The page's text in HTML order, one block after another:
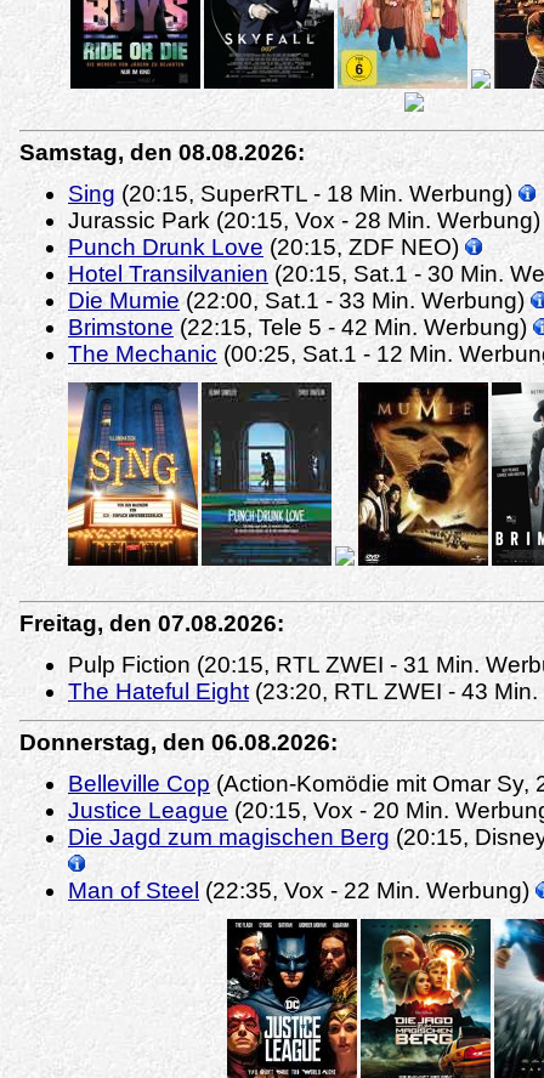
Samstag, den 08.08.2026:
Sing (20:15, SuperRTL - 18 Min. Werbung)
Jurassic Park (20:15, Vox - 28 Min. Werbung)
Punch Drunk Love (20:15, ZDF NEO)
Hotel Transilvanien (20:15, Sat.1 - 30 Min.
Die Mumie(22:00, Sat.1 - 33 Min. Werbung)
Brimstone (22:15, Tele 5 - 42 Min. Werbung)
The Mechanic (00:25, Sat.1 - 12 Min.
Freitag, den 07.08.2026:
Pulp Fiction (20:15, RTL ZWEI - 31 Min.
The Hateful Eight (23:20, RTL ZWEI - 43
Donnerstag, den 06.08.2026:
Belleville Cop(Action-Komödie mit Omar Sy,
Justice League (20:15, Vox - 20 Min.
Die Jagd zum magischen Berg (20:15,
Man of Steel (22:35, Vox - 22 Min. Werbung)